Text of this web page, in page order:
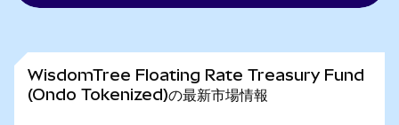
WisdomTree Floating Rate Treasury Fund
(Ondo Tokenized)の最新市場情報